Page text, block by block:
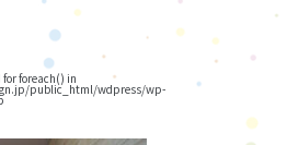
foreach() in
public_html/wdpress/wp-